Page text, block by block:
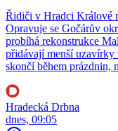
Řidiči v Hradci Králové
Opravuje se Gočárův
probíhá rekonstrukce
přidávají menší uzavírky
skončí během prázdnin,
Hradecká Drbna
dnes, 09:05